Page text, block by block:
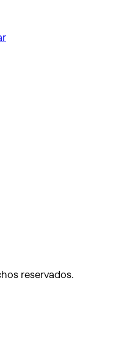
reservados.